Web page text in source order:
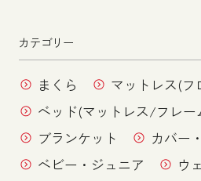
カテゴリー
まくら
マットレス(フ
ベッド(マットレス/フレー
ブランケット
カバー
ベビー・ジュニア
ウ